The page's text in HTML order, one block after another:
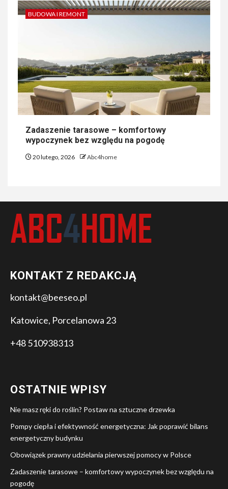
BUDOWA I REMONT
Zadaszenie tarasowe – komfortowy
wypoczynek bez względu na pogodę
20 lutego, 2026 Abc4home
KONTAKT Z REDAKCJĄ
kontakt@beeseo.pl
Katowice, Porcelanowa 23
+48 510938313
OSTATNIE WPISY
Nie masz ręki do roślin? Postaw na sztuczne drzewka
Pompy ciepła i efektywność energetyczna: Jak poprawić bilans
energetyczny budynku
Obowiązek prawny udzielania pierwszej pomocy w Polsce
Zadaszenie tarasowe – komfortowy wypoczynek bez względu na
pogodę